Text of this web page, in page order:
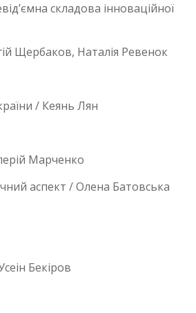
складова інноваційної
Щербаков, Наталія Ревенок
/ Кеянь Лян
Марченко
аспект / Олена Батовська
Бекіров